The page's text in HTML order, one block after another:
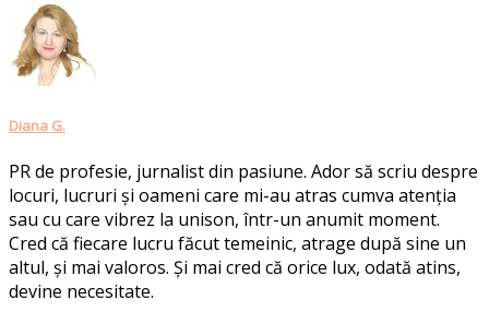
Diana G.
PR de profesie, jurnalist din pasiune. Ador să scriu despre
locuri, lucruri și oameni care mi-au atras cumva atenția
sau cu care vibrez la unison, într-un anumit moment.
Cred că fiecare lucru făcut temeinic, atrage după sine un
altul, și mai valoros. Și mai cred că orice lux, odată atins,
devine necesitate.